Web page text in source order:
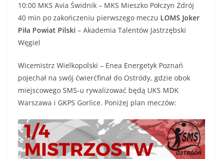
10:00 MKS Avia Świdnik – MKS Mieszko Połczyn Zdrój
40 min po zakończeniu pierwszego meczu LOMS Joker
Piła Powiat Pilski – Akademia Talentów Jastrzębski
Węgiel
Wicemistrz Wielkopolski – Enea Energetyk Poznań
pojechał na swój ćwierćfinał do Ostródy, gdzie obok
miejscowego SMS-u rywalizować będą UKS MDK
Warszawa i GKPS Gorlice. Poniżej plan meczów: